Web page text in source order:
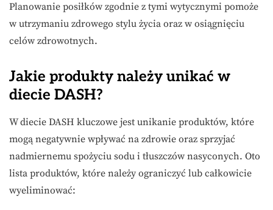
Planowanie posiłków zgodnie z tymi wytycznymi pomoże
w utrzymaniu zdrowego stylu życia oraz w osiągnięciu
celów zdrowotnych.
Jakie produkty należy unikać w
diecie DASH?
W diecie DASH kluczowe jest unikanie produktów, które
mogą negatywnie wpływać na zdrowie oraz sprzyjać
nadmiernemu spożyciu sodu i tłuszczów nasyconych. Oto
lista produktów, które należy ograniczyć lub całkowicie
wyeliminować: